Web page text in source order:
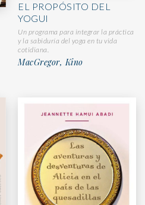
EL PROPÓSITO DEL
YOGUI
Un programa para integrar la práctica
y la sabiduría del yoga en tu vida
cotidiana.
MacGregor, Kino